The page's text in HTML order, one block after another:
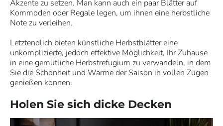
Akzente zu setzen. Man kann auch ein paar Blätter auf
Kommoden oder Regale legen, um ihnen eine herbstliche
Note zu verleihen.
Letztendlich bieten künstliche Herbstblätter eine
unkomplizierte, jedoch effektive Möglichkeit, Ihr Zuhause
in eine gemütliche Herbstrefugium zu verwandeln, in dem
Sie die Schönheit und Wärme der Saison in vollen Zügen
genießen können.
Holen Sie sich dicke Decken